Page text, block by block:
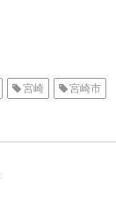
宮崎 宮崎市